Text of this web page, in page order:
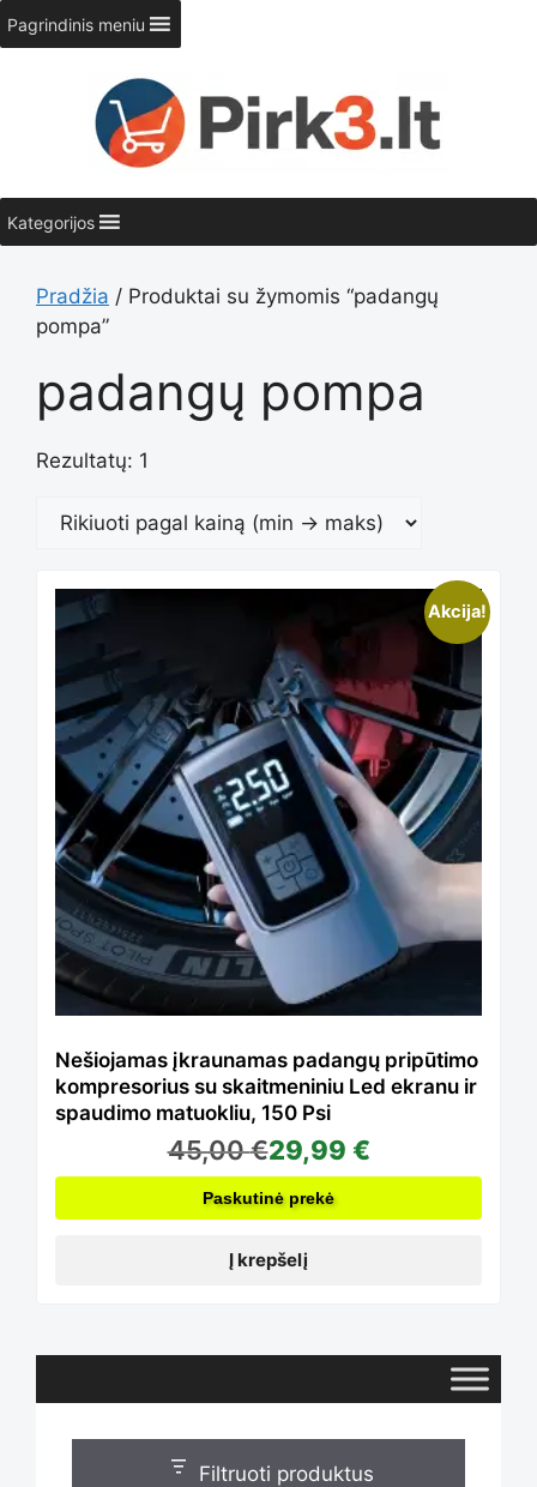
Pereiti
prie
turinio
Pagrindinis meniu
Kategorijos
Pradžia / Produktai su žymomis “padangų
pompa”
padangų pompa
Rezultatų: 1
Akcija!
Nešiojamas įkraunamas padangų pripūtimo
kompresorius su skaitmeniniu Led ekranu ir
spaudimo matuokliu, 150 Psi
45,00€29,99 €
Paskutinė prekė
Į krepšelį
Filtruoti produktus